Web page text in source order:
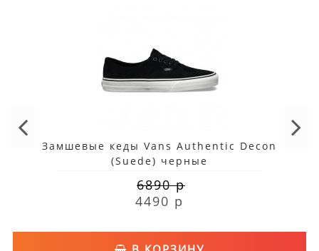
Замшевые кеды Vans Authentic Decon
(Suede) черные
6890 р
4490 р